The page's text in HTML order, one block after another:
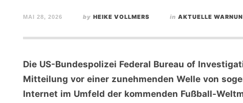
MAI 28, 2026 by HEIKE VOLLMERS in AKTUELLE
Die US-Bundespolizei Federal Bureau of
Mitteilung vor einer zunehmenden Welle von
Internet im Umfeld der kommenden Fußball-